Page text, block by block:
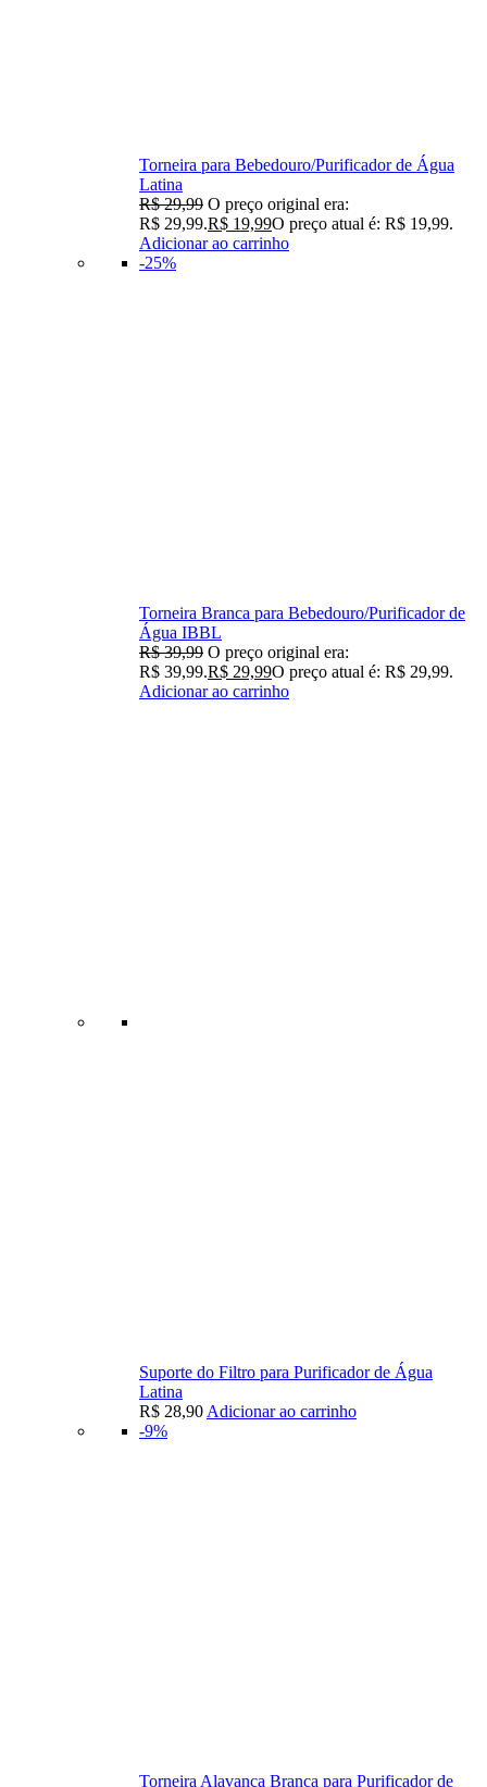
Torneira para Bebedouro/Purificador de Água
Latina
R$29,99 O preço original era:
R$ 29,99.R$ 19,99O preço atual é: R$ 19,99.
Adicionar ao carrinho
-25%
Torneira Branca para Bebedouro/Purificador de
Água IBBL
R$39,99 O preço original era:
R$ 39,99.R$ 29,99O preço atual é: R$ 29,99.
Adicionar ao carrinho
Suporte do Filtro para Purificador de Água
Latina
R$ 28,90 Adicionar ao carrinho
-9%
Torneira Alavanca Branca para Purificador de